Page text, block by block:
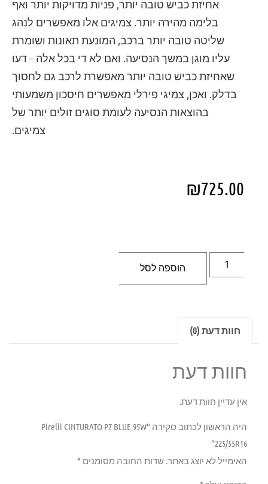
אחיזת כביש טובה יותר, פניות מדויקות יותר ואף
בלימה מהירה יותר. צמיגים אלו מאפשרים לנהג
שליטה טובה יותר ברכב, המונעת תאונות ושומרת
עליו מוגן במשך הנסיעה. ואם לא די בכל אלה – דעו
שאחיזת כביש טובה יותר מאפשרת לרכב גם לחסוך
בדלק. ואכן, צמיגי פירלי מאפשרים חיסכון משמעותי
בהוצאות הנסיעה לעומת סוגים זולים יותר של
צמיגים.
₪725.00
הוספה לסל
חוות דעת (0)
חוות דעת
אין עדיין חוות דעת.
היה הראשון לכתוב סקירה “Pirelli CINTURATO P7 BLUE 95W
225/55R16”
האימייל לא יוצג באתר.שדות החובה מסומנים*